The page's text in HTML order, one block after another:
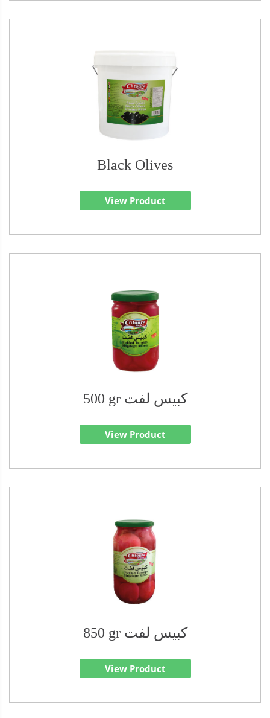
Black Olives
View Product
500 gr كبيس لفت
View Product
850 gr كبيس لفت
View Product